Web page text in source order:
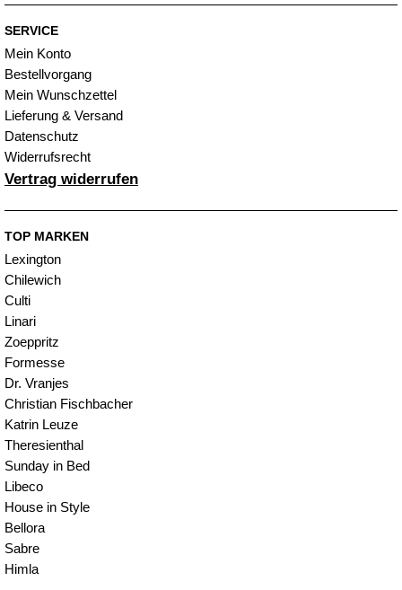
SERVICE
Mein Konto
Bestellvorgang
Mein Wunschzettel
Lieferung & Versand
Datenschutz
Widerrufsrecht
Vertrag widerrufen
TOP MARKEN
Lexington
Chilewich
Culti
Linari
Zoeppritz
Formesse
Dr. Vranjes
Christian Fischbacher
Katrin Leuze
Theresienthal
Sunday in Bed
Libeco
House in Style
Bellora
Sabre
Himla